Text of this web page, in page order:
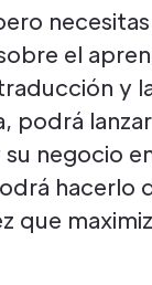
el
y
podrá
negocio
hacerlo
que